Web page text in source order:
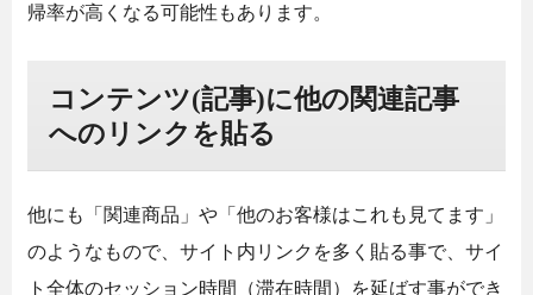
帰率が高くなる可能性もあります。
コンテンツ(記事)に他の関連記事
へのリンクを貼る
他にも「関連商品」や「他のお客様はこれも見てます」
のようなもので、サイト内リンクを多く貼る事で、サイ
ト全体のセッション時間（滞在時間）を延ばす事ができ